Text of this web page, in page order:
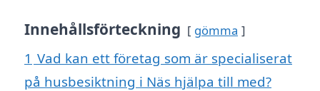
Innehållsförteckning gömma
1 Vad kan ett företag som är specialiserat
på husbesiktning i Näs hjälpa till med?